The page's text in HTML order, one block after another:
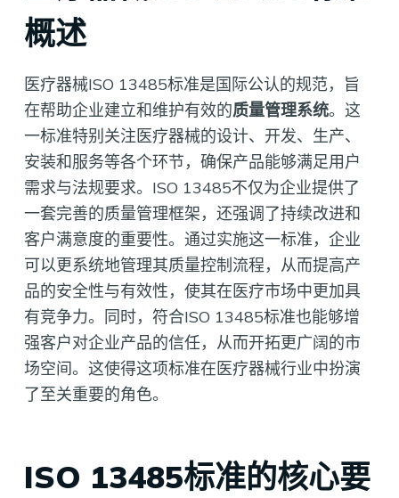
概述
医疗器械ISO 13485标准是国际公认的规范，旨
在帮助企业建立和维护有效的质量管理系统。这
一标准特别关注医疗器械的设计、开发、生产、
安装和服务等各个环节，确保产品能够满足用户
需求与法规要求。ISO 13485不仅为企业提供了
一套完善的质量管理框架，还强调了持续改进和
客户满意度的重要性。通过实施这一标准，企业
可以更系统地管理其质量控制流程，从而提高产
品的安全性与有效性，使其在医疗市场中更加具
有竞争力。同时，符合ISO 13485标准也能够增
强客户对企业产品的信任，从而开拓更广阔的市
场空间。这使得这项标准在医疗器械行业中扮演
了至关重要的角色。
ISO 13485标准的核心要